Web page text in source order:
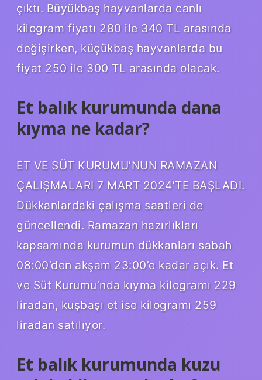
çıktı. Büyükbaş hayvanlarda canlı
kilogram fiyatı 280 ile 340 TL arasında
değişirken, küçükbaş hayvanlarda bu
fiyat 250 ile 300 TL arasında olacak.
Et balık kurumunda dana
kıyma ne kadar?
ET VE SÜT KURUMU’NUN RAMAZAN
ÇALIŞMALARI 7 MART 2024’TE BAŞLADI.
Dükkanlardaki çalışma saatleri de
güncellendi. Ramazan hazırlıkları
kapsamında kurumun dükkanları sabah
08:00’den akşam 23:00’e kadar açık. Et
ve Süt Kurumu’nda kıyma kilogramı 229
liradan, kuşbaşı et ise kilogramı 259
liradan satılıyor.
Et balık kurumunda kuzu